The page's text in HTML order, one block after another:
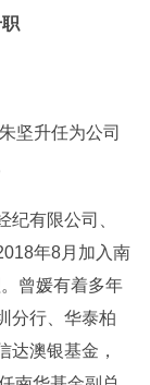
坚升任为公司
有限公司、
年8月加入南
曾媛有着多年
分行、 华泰柏
达澳银基金 ，